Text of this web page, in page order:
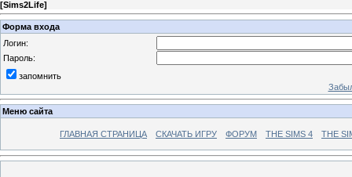
[Sims2Life]
Форма входа
Логин:
Пароль:
запомнить
Меню сайта
ГЛАВНАЯ СТРАНИЦА СКАЧАТЬ ИГРУ ФОРУМ THE SIMS 4 THE